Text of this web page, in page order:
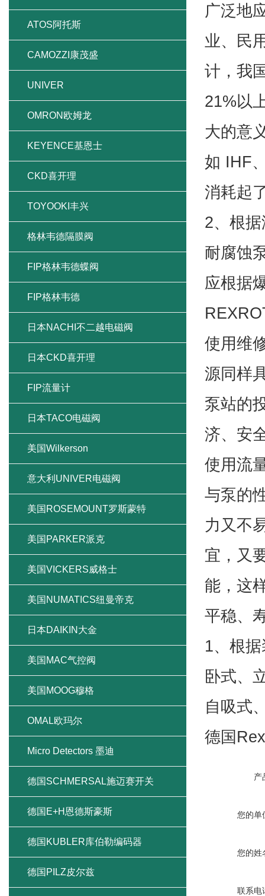
广泛地
业、民
计，我
21%以
大的意
如 IHF
消耗起
2、根
耐腐蚀
应根据
使用维
源同样
泵站的
济、安
使用流
与泵的
力又不
宜，又
能，这
平稳、
1、根
卧式、
自吸式
德国
产
您的单
您的姓
联系电
Baumer堡盟
MAC
ASCO阿斯卡
weidmuller魏德米勒
NORGREN诺冠
ELTRA意尔创
ATOS阿托斯
CAMOZZI康茂盛
UNIVER
OMRON欧姆龙
KEYENCE基恩士
CKD喜开理
TOYOOKI丰兴
格林韦德隔膜阀
FIP格林韦德蝶阀
FIP格林韦德
日本NACHI不二越电磁阀
日本CKD喜开理
FIP流量计
日本TACO电磁阀
美国Wilkerson
意大利UNIVER电磁阀
美国ROSEMOUNT罗斯蒙特
美国PARKER派克
美国VICKERS威格士
美国NUMATICS纽曼帝克
日本DAIKIN大金
美国MAC气控阀
美国MOOG穆格
OMAL欧玛尔